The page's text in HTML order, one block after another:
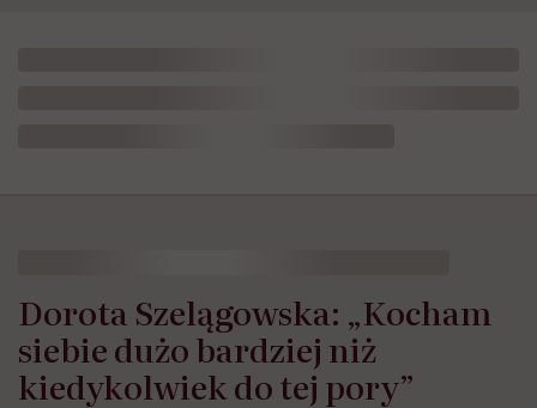
Dorota Szelągowska: „Kocham
siebie dużo bardziej niż
kiedykolwiek do tej pory”